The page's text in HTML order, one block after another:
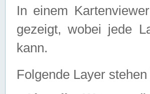
In einem
gezeigt, wobei jede
kann.
Folgende Layer